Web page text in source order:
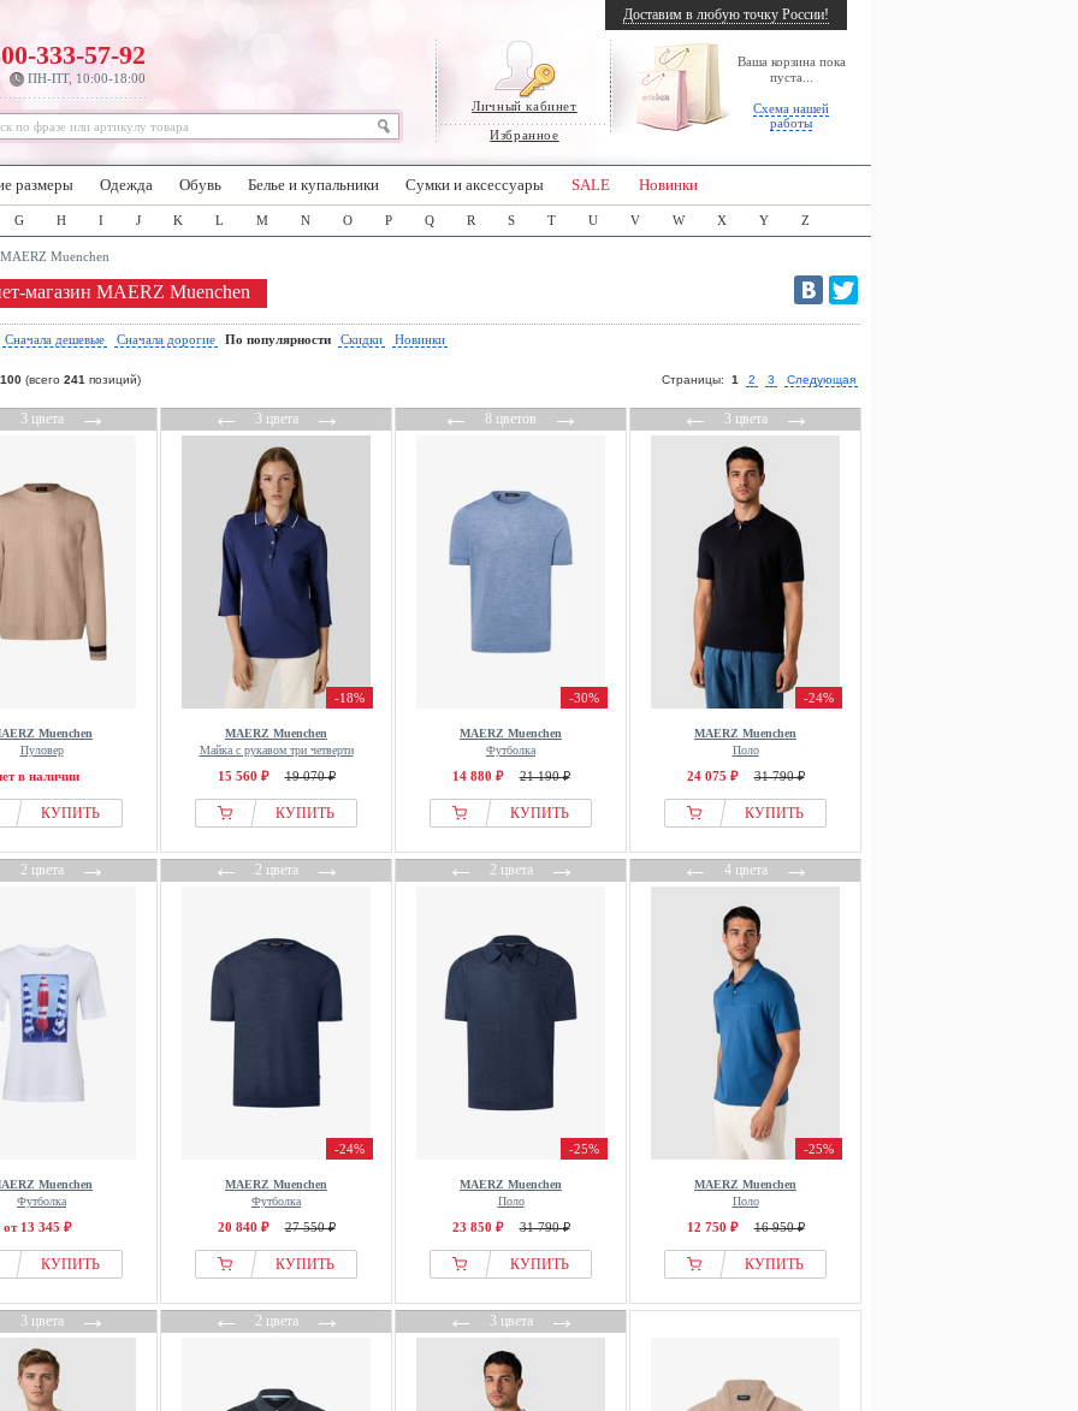
Личный кабинет
Избранное
Ваша корзина пока
пуста...
Схема нашей
работы
333-57-92
ПН-ПТ, 10:00-18:00
Доставим в любую точку России!
размеры Одежда Обувь Белье и купальники Сумки и аксессуары SALE Новинки
G H I J K L M N O P Q R S T U V W X Y Z
MAERZ Muenchen
магазин MAERZ Muenchen
Сначала дешевые Сначала дорогие По популярности Скидки Новинки
100 (всего 241 позиций) Страницы: 1 2 3 Следующая
3 цвета→
Muenchen
Пуловер
в наличии
КУПИТЬ
←3 цвета→
-18%
MAERZ Muenchen
Майка с рукавом три четверти
15 560 ₽ 19 070 ₽
КУПИТЬ
←8 цветов→
-30%
MAERZ Muenchen
Футболка
14 880 ₽ 21 190 ₽
КУПИТЬ
←3 цвета→
-24%
MAERZ Muenchen
Поло
24 075 ₽ 31 790 ₽
КУПИТЬ
2 цвета→
Muenchen
Футболка
от 13 345 ₽
КУПИТЬ
←2 цвета→
-24%
MAERZ Muenchen
Футболка
20 840 ₽ 27 550 ₽
КУПИТЬ
←2 цвета→
-25%
MAERZ Muenchen
Поло
23 850 ₽ 31 790 ₽
КУПИТЬ
←4 цвета→
-25%
MAERZ Muenchen
Поло
12 750 ₽ 16 950 ₽
КУПИТЬ
3 цвета→ ←2 цвета→ ←3 цвета→